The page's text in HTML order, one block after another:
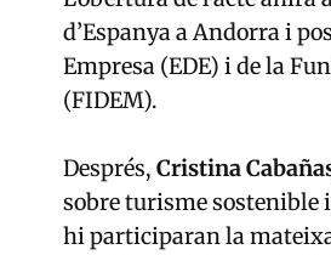
d’Espanya a Andorra i
Empresa (EDE) i de la
(FIDEM).
Després, Cristina
sobre turisme sostenible
hi participaran la